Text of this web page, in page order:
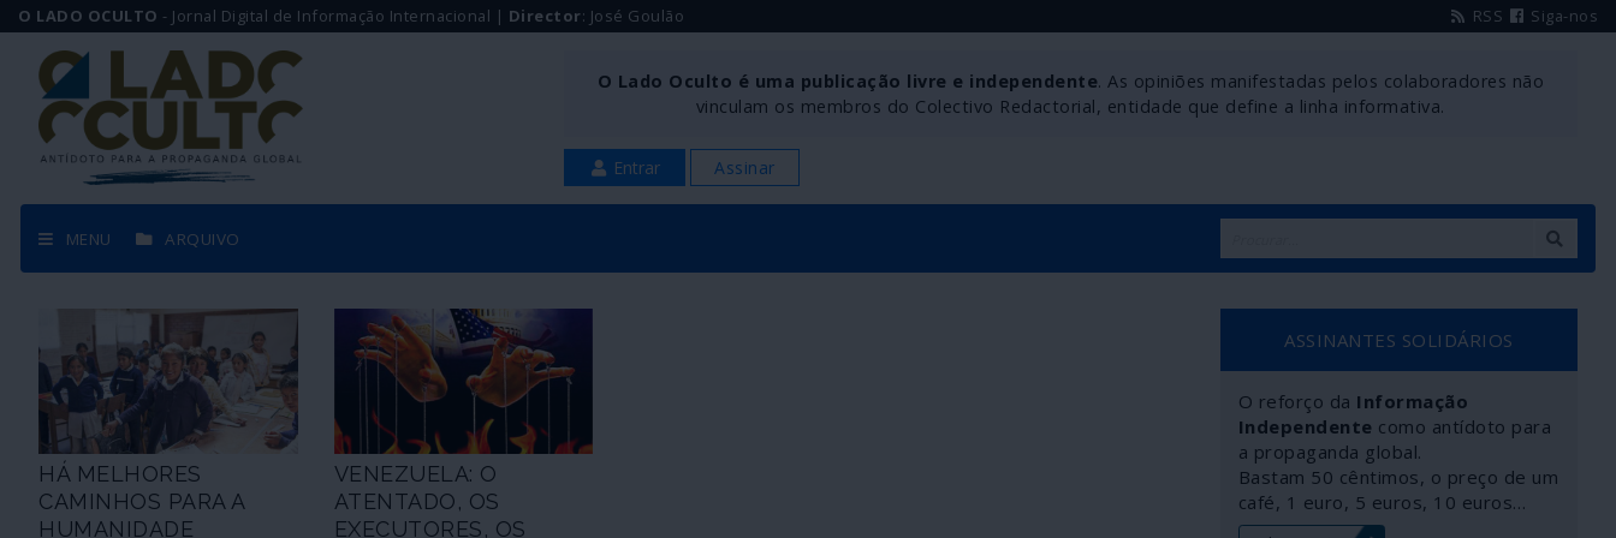
O LADO OCULTO - Jornal Digital de Informação Internacional | Director: José Goulão RSS Siga-nos
O Lado Oculto é uma publicação livre e independente. As opiniões manifestadas pelos colaboradores não
vinculam os membros do Colectivo Redactorial, entidade que define a linha informativa.
Entrar Assinar
MENU ARQUIVO
HÁ MELHORES
CAMINHOS PARA A
HUMANIDADE
VENEZUELA: O
ATENTADO, OS
EXECUTORES, OS
ASSINANTES SOLIDÁRIOS
O reforço da Informação
Independente como antídoto para
a propaganda global.
Bastam 50 cêntimos, o preço de um
café, 1 euro, 5 euros, 10 euros…